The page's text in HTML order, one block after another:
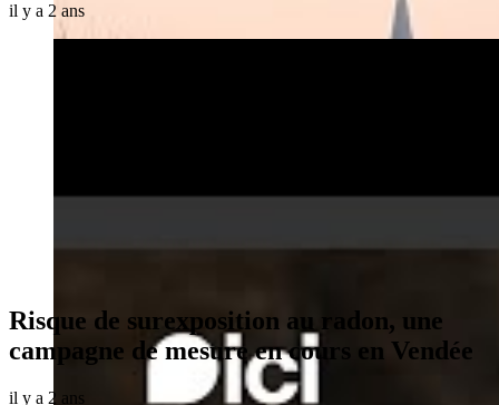
il y a 2 ans
Risque de surexposition au radon, une
campagne de mesure en cours en Vendée
il y a 2 ans